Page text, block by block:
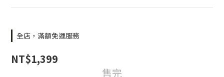
全店，滿額免運服務
NT$1,399
售完